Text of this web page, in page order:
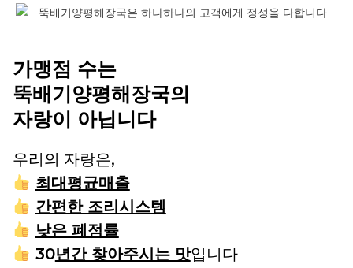
가맹점 수는
뚝배기양평해장국의
자랑이 아닙니다
우리의 자랑은,
최대평균매출
간편한 조리시스템
낮은 폐점률
30년간 찾아주시는 맛입니다